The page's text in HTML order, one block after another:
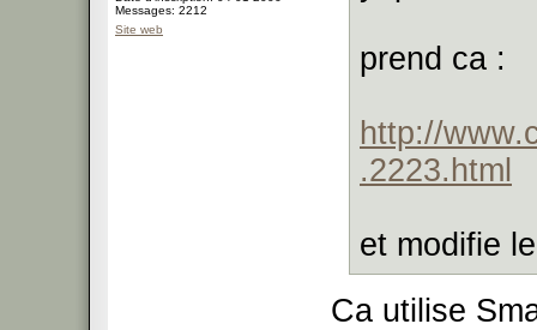
Messages: 2212
Site web
prend ca :
http://
.2223.html
et modifie
Ca utilise